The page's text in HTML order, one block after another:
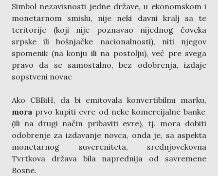
Simbol nezavisnosti jedne države, u ekonomskom i
monetarnom smislu, nije neki davni kralj sa te
teritorije (koji nije poznavao nijednog čoveka
srpske ili bošnjačke nacionalnosti), niti njegov
spomenik (na konju ili na postolju), već pre svega
pravo da se samostalno, bez odobrenja, izdaje
sopstveni novac
Ako CBBiH, da bi emitovala konvertibilnu marku,
mora prvo kupiti evre od neke komercijalne banke
(ili na drugi način pribaviti evre), tj. mora dobiti
odobrenje za izdavanje novca, onda je, sa aspekta
monetarnog suvereniteta, srednjovekovna
Tvrtkova država bila naprednija od savremene
Bosne.